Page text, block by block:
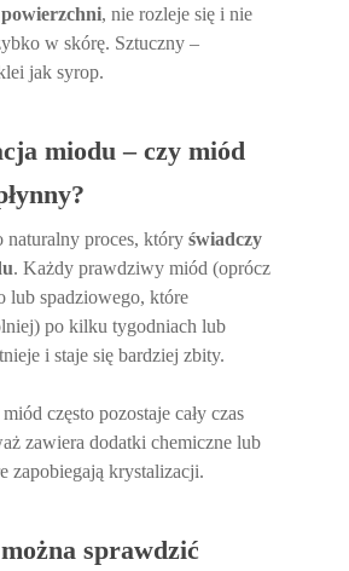
, nie rozleje się i nie
w skórę. Sztuczny –
jak syrop.
miodu – czy miód
naturalny proces, któryświadczy
. Każdy prawdziwy miód (oprócz
lub spadziowego, które
po kilku tygodniach lub
i staje się bardziej zbity.
często pozostaje cały czas
zawiera dodatki chemiczne lub
zapobiegają krystalizacji.
sprawdzić